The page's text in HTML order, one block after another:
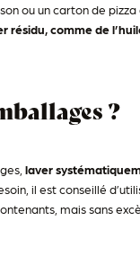
ou un carton de
résidu, comme de
?
laver
il est conseillé
mais sans